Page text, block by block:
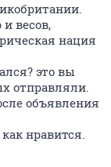
весов,
нация
это вы
отправляли.
объявления
нравится.